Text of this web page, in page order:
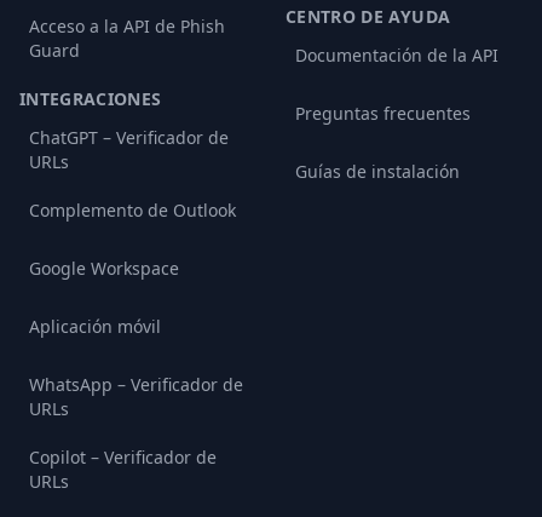
Acceso a la API de Phish
Guard
INTEGRACIONES
ChatGPT – Verificador de
URLs
Complemento de Outlook
Google Workspace
Aplicación móvil
WhatsApp – Verificador de
URLs
Copilot – Verificador de
URLs
CENTRO DE AYUDA
Documentación de la API
Preguntas frecuentes
Guías de instalación